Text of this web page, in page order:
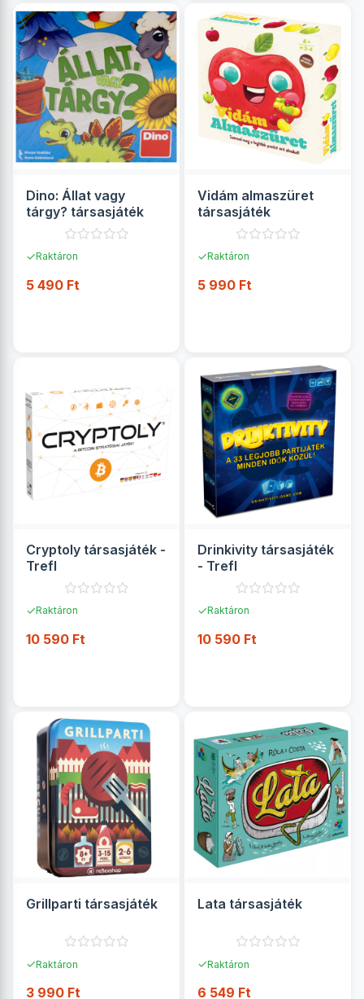
Dino: Állat vagy
tárgy? társasjáték
✓Raktáron
5 490 Ft
Vidám almaszüret
társasjáték
✓Raktáron
5 990 Ft
Cryptoly társasjáték -
Trefl
✓Raktáron
10 590 Ft
Drinkivity társasjáték
- Trefl
✓Raktáron
10 590 Ft
Grillparti társasjáték
✓Raktáron
3 990 Ft
Lata társasjáték
✓Raktáron
6 549 Ft